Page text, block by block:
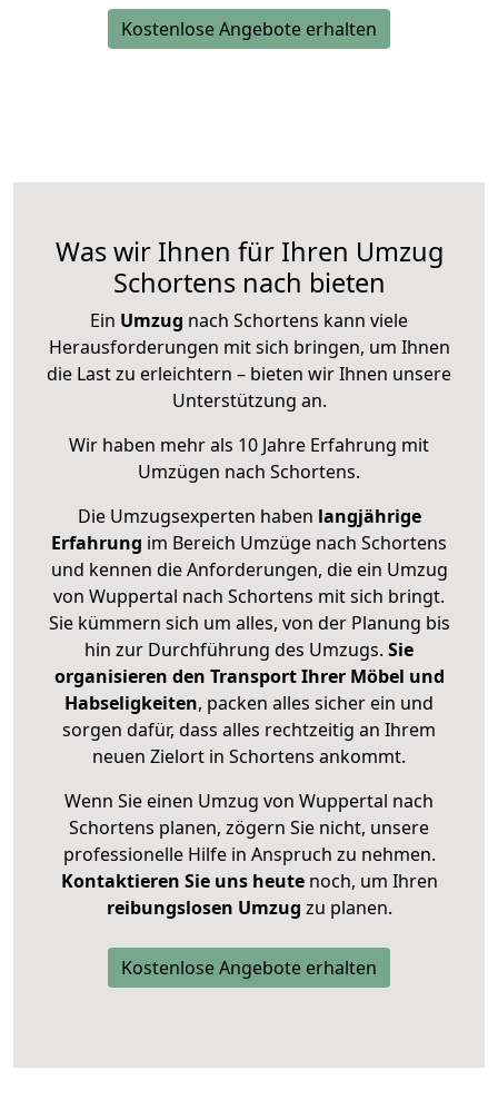
Kostenlose Angebote erhalten
Was wir Ihnen für Ihren Umzug
Schortens nach bieten
Ein Umzug nach Schortens kann viele
Herausforderungen mit sich bringen, um Ihnen
die Last zu erleichtern – bieten wir Ihnen unsere
Unterstützung an.
Wir haben mehr als 10 Jahre Erfahrung mit
Umzügen nach Schortens.
Die Umzugsexperten haben langjährige
Erfahrung im Bereich Umzüge nach Schortens
und kennen die Anforderungen, die ein Umzug
von Wuppertal nach Schortens mit sich bringt.
Sie kümmern sich um alles, von der Planung bis
hin zur Durchführung des Umzugs. Sie
organisieren den Transport Ihrer Möbel und
Habseligkeiten, packen alles sicher ein und
sorgen dafür, dass alles rechtzeitig an Ihrem
neuen Zielort in Schortens ankommt.
Wenn Sie einen Umzug von Wuppertal nach
Schortens planen, zögern Sie nicht, unsere
professionelle Hilfe in Anspruch zu nehmen.
Kontaktieren Sie uns heutenoch, um Ihren
reibungslosen Umzug zu planen.
Kostenlose Angebote erhalten